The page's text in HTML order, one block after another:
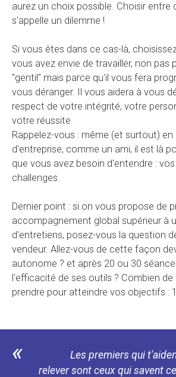
aurez un choix possible. Choisir entre
s'appelle un dilemme !
Si vous êtes dans ce cas-là,
vous avez envie de travailler, non pas
"gentil" mais parce qu'il vous fera
vous déranger. Il vous aidera à vous
respect de votre intégrité, votre
votre réussite.
Rappelez-vous : même (et surtout)
d'entreprise, comme un ami, il est là
que vous avez besoin d'entendre :
challenges.
Dernier point : si on vous propose de
accompagnement global supérieur à
d'entretiens, posez-vous la question
vendeur. Allez-vous de cette façon
autonome ? et après 20 ou 30
l'efficacité de ses outils ? Combien
prendre pour atteindre vos objectifs :
«
Les premiers qui
relever sont ceux qui savent